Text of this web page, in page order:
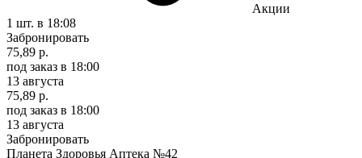
Акции
1 шт. в 18:08
Забронировать
75,89 р.
под заказ в 18:00
13 августа
75,89 р.
под заказ в 18:00
13 августа
Забронировать
Планета Здоровья Аптека №42